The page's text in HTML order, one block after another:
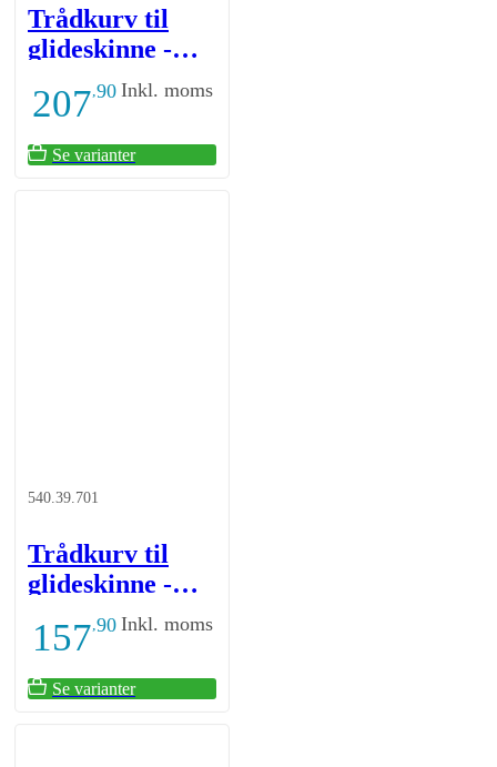
Trådkurv til
glideskinne -
højde 175 mm -
hvid
207 90 Inkl. moms
Se varianter
Trådkurv til
glideskinne -
højde 85 mm -
hvid
540.39.701
157,90 Inkl. moms
Se varianter